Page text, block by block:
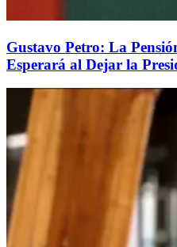
Gustavo Petro: La
Esperará al Dejar la